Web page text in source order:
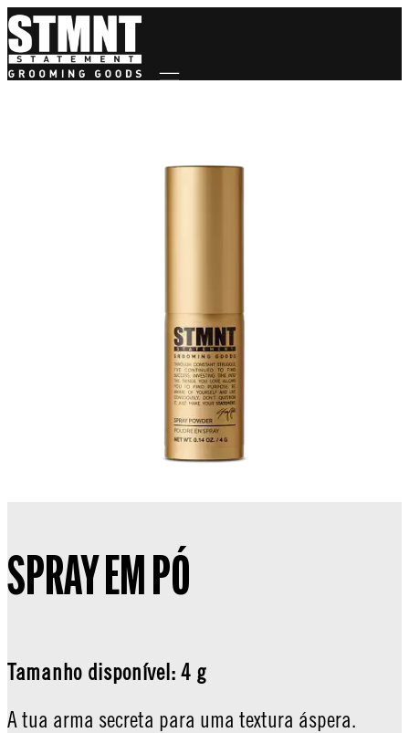
SPRAY EM PÓ
Tamanho disponível: 4 g
A tua arma secreta para uma textura áspera.